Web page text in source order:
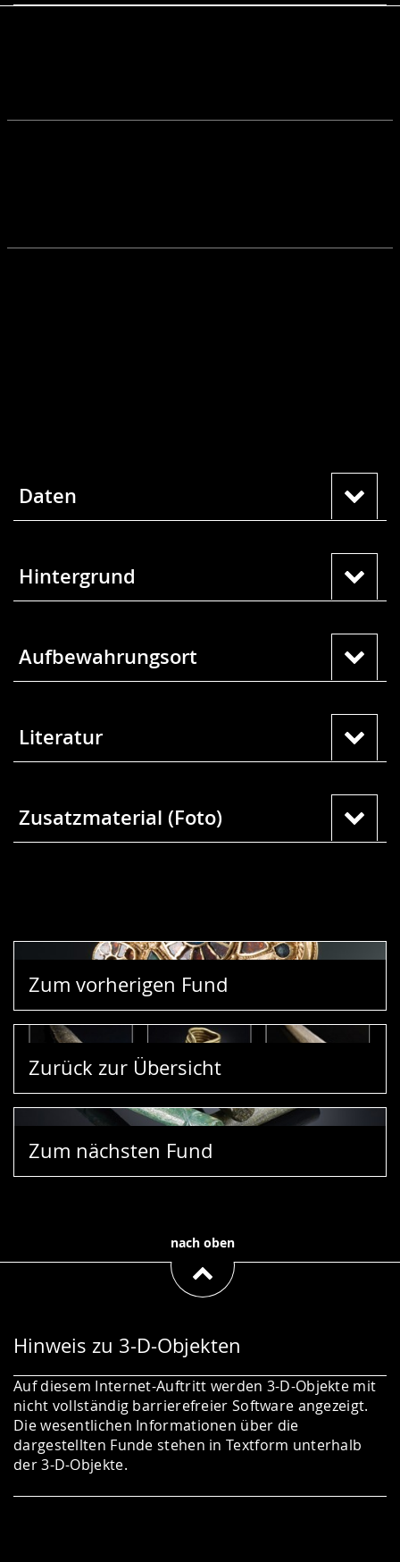
wird
Daten
Hintergrund
Aufbewahrungsort
Literatur
Zusatzmaterial (Foto)
Zum vorherigen Fund
Zurück zur Übersicht
Zum nächsten Fund
nach oben
Hinweis zu 3-D-Objekten
Auf diesem Internet-Auftritt werden 3-D-Objekte mit
nicht vollständig barrierefreier Software angezeigt.
Die wesentlichen Informationen über die
dargestellten Funde stehen in Textform unterhalb
der 3-D-Objekte.